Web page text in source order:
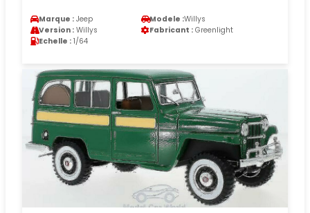
Marque : Jeep Modele :Willys
Version : Willys Fabricant : Greenlight
Echelle : 1/64